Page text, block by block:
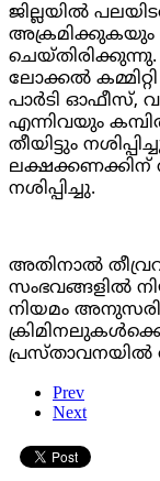
ജില്ലയിൽ
ലോക്കൽ
പാർടി ഓഫീസ്,
എന്നിവയും
തീയിട്ടും
ലക്ഷക്കണക്കിന്
നശിപ്പിച്ചു.
അതിനാൽ
സംഭവങ്ങളിൽ
നിയമം
പ്രസ്താവനയിൽ
Prev
Next